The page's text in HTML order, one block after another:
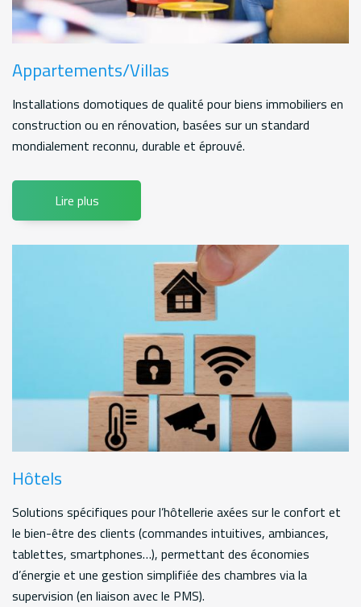
Appartements/Villas
Installations domotiques de qualité pour biens immobiliers en
construction ou en rénovation, basées sur un standard
mondialement reconnu, durable et éprouvé.
Lire plus
Hôtels
Solutions spécifiques pour l’hôtellerie axées sur le confort et
le bien-être des clients (commandes intuitives, ambiances,
tablettes, smartphones…), permettant des économies
d’énergie et une gestion simplifiée des chambres via la
supervision (en liaison avec le PMS).